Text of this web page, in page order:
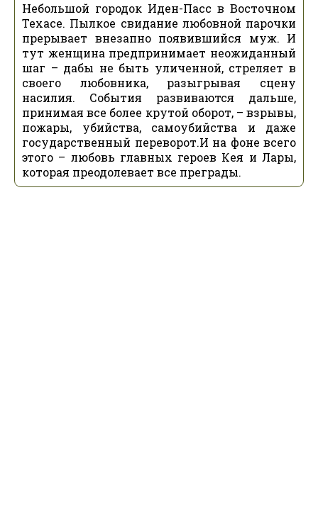
Небольшой городок Иден-Пасс в Восточном
Техасе. Пылкое свидание любовной парочки
прерывает внезапно появившийся муж. И
тут женщина предпринимает неожиданный
шаг – дабы не быть уличенной, стреляет в
своего любовника, разыгрывая сцену
насилия. События развиваются дальше,
принимая все более крутой оборот, – взрывы,
пожары, убийства, самоубийства и даже
государственный переворот.И на фоне всего
этого – любовь главных героев Кея и Лары,
которая преодолевает все преграды.